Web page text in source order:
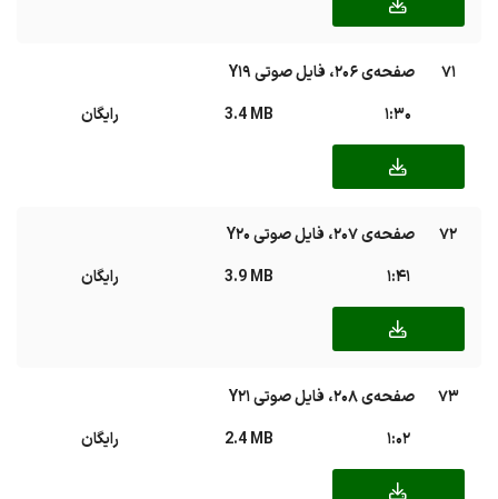
71
صفحه‌ی ۲۰۶، فایل صوتی Y19
1:30
3.4 MB رایگان
72
صفحه‌ی ۲۰۷، فایل صوتی Y20
1:41
3.9 MB رایگان
73
صفحه‌ی ۲۰۸، فایل صوتی Y21
1:02
2.4 MB رایگان